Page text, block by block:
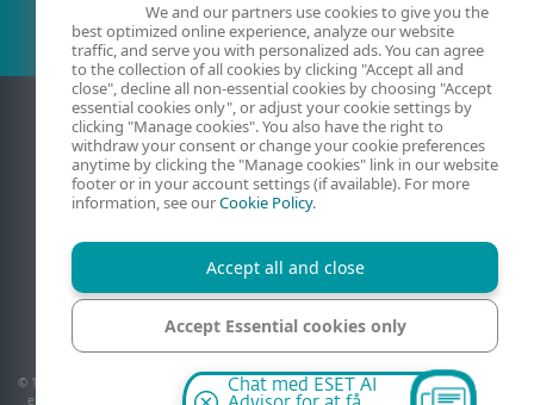
Juridiske oplysninger
Rapportér sårbarheder
© 1992 - 2026 ESET, spol. s r.o. - Alle rettigheder forbeholdes. Varemærker anvendt her
er varemærker eller registrerede varemærker tilhørende ESET, spol. s r.o. eller ESET
Chat med ESET AI
We and our partners use cookies to give you the
best optimized online experience, analyze our website
traffic, and serve you with personalized ads. You can agree
to the collection of all cookies by clicking "Accept all and
close", decline all non-essential cookies by choosing "Accept
essential cookies only", or adjust your cookie settings by
clicking "Manage cookies". You also have the right to
withdraw your consent or change your cookie preferences
anytime by clicking the "Manage cookies" link in our website
footer or in your account settings (if available). For more
information, see ourCookie Policy.
Accept all and close
Accept Essential cookies only
Manage cookies